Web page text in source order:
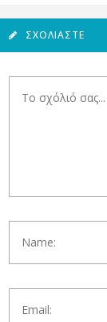
ΣΧΟΛΙΆΣΤΕ